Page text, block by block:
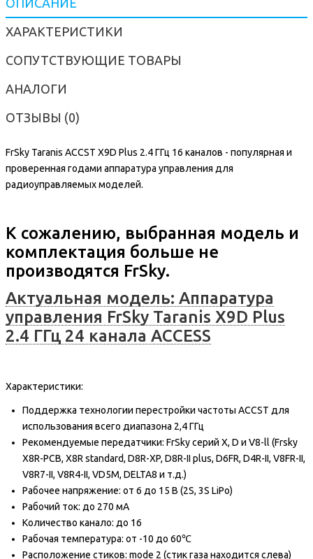
ОПИСАНИЕ
ХАРАКТЕРИСТИКИ
СОПУТСТВУЮЩИЕ ТОВАРЫ
АНАЛОГИ
ОТЗЫВЫ (0)
FrSky Taranis ACCST X9D Plus 2.4 ГГц 16 каналов - популярная и
проверенная годами аппаратура управления для
радиоуправляемых моделей.
К сожалению, выбранная модель и
комплектация больше не
производятся FrSky.
Актуальная модель: Аппаратура
управления FrSky Taranis X9D Plus
2.4 ГГц 24 канала ACCESS
Характеристики:
Поддержка технологии перестройки частоты ACCST для
использования всего диапазона 2,4 ГГц
Рекомендуемые передатчики: FrSky серий X, D и V8-ll (Frsky
X8R-PCB, X8R standard, D8R-XP, D8R-II plus, D6FR, D4R-II, V8FR-II,
V8R7-II, V8R4-II, VD5M, DELTA8 и т.д.)
Рабочее напряжение: от 6 до 15 В (2S, 3S LiPo)
Рабочий ток: до 270 мА
Количество канало: до 16
Рабочая температура: от -10 до 60℃
Расположение стиков: mode 2 (стик газа находится слева)